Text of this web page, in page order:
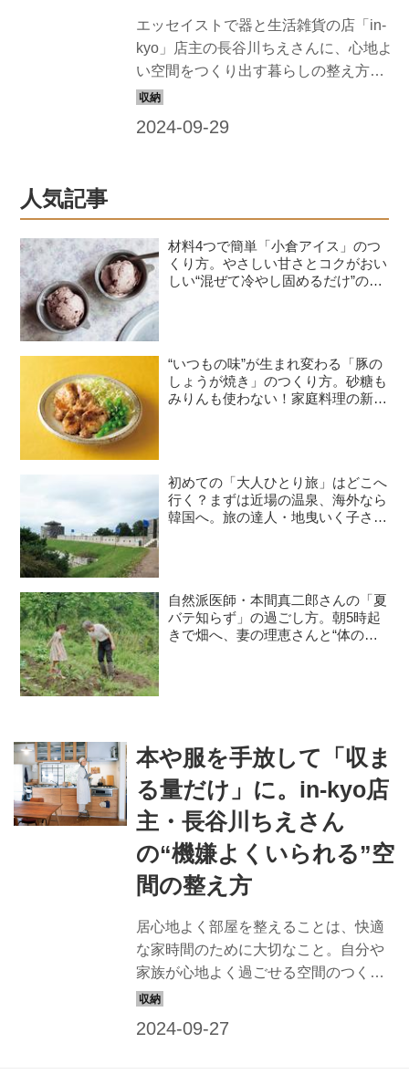
エッセイストで器と生活雑貨の店「in-
kyo」店主の長谷川ちえさんに、心地よ
い空間をつくり出す暮らしの整え方の
アイデアを聞きました。片づけや整頓
人気記事
材料4つで簡単「小倉アイス」のつ
くり方。やさしい甘さとコクがおい
しい“混ぜて冷やし固めるだけ”のひ
“いつもの味”が生まれ変わる「豚の
しょうが焼き」のつくり方。砂糖も
みりんも使わない！家庭料理の新定
初めての「大人ひとり旅」はどこへ
行く？まずは近場の温泉、海外なら
韓国へ。旅の達人・地曳いく子さん
自然派医師・本間真二郎さんの「夏
バテ知らず」の過ごし方。朝5時起
きで畑へ、妻の理恵さんと“体の
本や服を手放して「収ま
る量だけ」に。in-kyo店
主・長谷川ちえさん
の“機嫌よくいられる”空
間の整え方
居心地よく部屋を整えることは、快適
な家時間のために大切なこと。自分や
家族が心地よく過ごせる空間のつくり
方を見つけた、5人の整え方を拝見しま